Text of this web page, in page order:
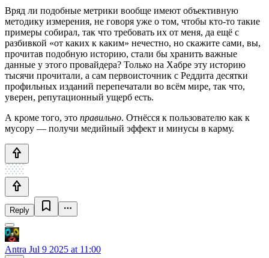
Вряд ли подобные метрики вообще имеют объективную
методику измерения, не говоря уже о том, чтобы кто-то такие
примеры собирал, так что требовать их от меня, да ещё с
разбивкой «от каких к каким» нечестно, но скажите сами, вы,
прочитав подобную историю, стали бы хранить важные
данные у этого провайдера? Только на Хабре эту историю
тысячи прочитали, а сам первоисточник с Реддита десятки
профильных изданий перепечатали во всём мире, так что,
уверен, репутационный ущерб есть.
А кроме того, это правильно. Отнёсся к пользователю как к
мусору — получи медийный эффект и минусы в карму.
Reply
Antra Jul 9 2025 at 11:00